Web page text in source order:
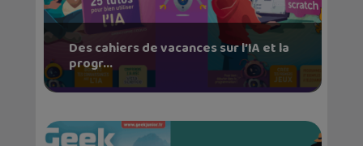
Des cahiers de vacances sur l’IA et la
progr...